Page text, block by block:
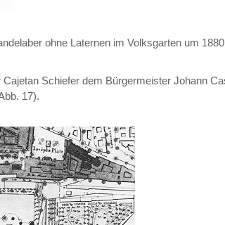
ohne Laternen im Volksgarten um
Schiefer dem Bürgermeister Johann
17).